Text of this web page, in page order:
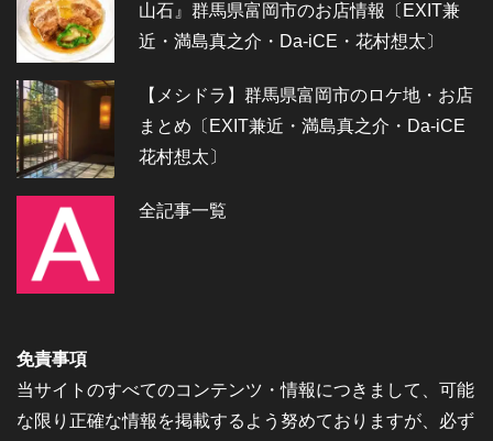
山石』群馬県富岡市のお店情報〔EXIT兼
近・満島真之介・Da-iCE・花村想太〕
【メシドラ】群馬県富岡市のロケ地・お店
まとめ〔EXIT兼近・満島真之介・Da-iCE
花村想太〕
全記事一覧
免責事項
当サイトのすべてのコンテンツ・情報につきまして、可能
な限り正確な情報を掲載するよう努めておりますが、必ず